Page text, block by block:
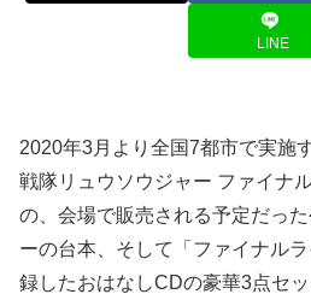
LINE
2020年3月より全国7都市で実施
戦隊リュウソウジャー ファイナ
の、会場で販売される予定だっ
ーの台本、そして「ファイナル
録したおはなしCDの豪華3点セ